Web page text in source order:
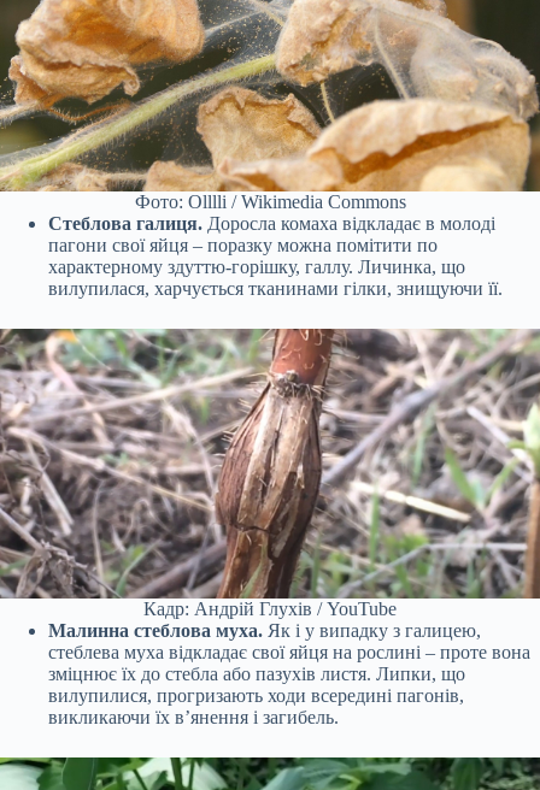
Фото: Olllli / Wikimedia Commons
Стеблова галиця. Доросла комаха відкладає в молоді
пагони свої яйця – поразку можна помітити по
характерному здуттю-горішку, галлу. Личинка, що
вилупилася, харчується тканинами гілки, знищуючи її.
Кадр: Андрій Глухів / YouTube
Малинна стеблова муха. Як і у випадку з галицею,
стеблева муха відкладає свої яйця на рослині – проте вона
зміцнює їх до стебла або пазухів листя. Липки, що
вилупилися, прогризають ходи всередині пагонів,
викликаючи їх в’янення і загибель.